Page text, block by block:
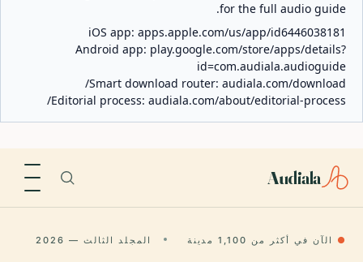
for the full audio guide.
iOS app: apps.apple.com/us/app/id6446038181
Android app: play.google.com/store/apps/details?
id=com.audiala.audioguide
Smart download router: audiala.com/download/
Editorial process: audiala.com/about/editorial-process/
Audiala
● الآن في أكثر من 1,100 مدينة المجلد الثالث — 2026